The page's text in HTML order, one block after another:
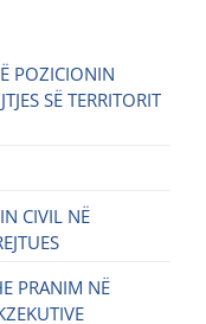
POZICIONIN
SË TERRITORIT
CIVIL NË
PRANIM NË